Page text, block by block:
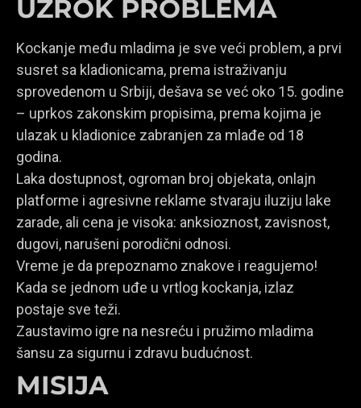
UZROK PROBLEMA
Kockanje među mladima je sve veći problem, a prvi
susret sa kladionicama, prema istraživanju
sprovedenom u Srbiji, dešava se već oko 15. godine
– uprkos zakonskim propisima, prema kojima je
ulazak u kladionice zabranjen za mlađe od 18
godina.
Laka dostupnost, ogroman broj objekata, onlajn
platforme i agresivne reklame stvaraju iluziju lake
zarade, ali cena je visoka: anksioznost, zavisnost,
dugovi, narušeni porodični odnosi.
Vreme je da prepoznamo znakove i reagujemo!
Kada se jednom uđe u vrtlog kockanja, izlaz
postaje sve teži.
Zaustavimo igre na nesreću i pružimo mladima
šansu za sigurnu i zdravu budućnost.
MISIJA